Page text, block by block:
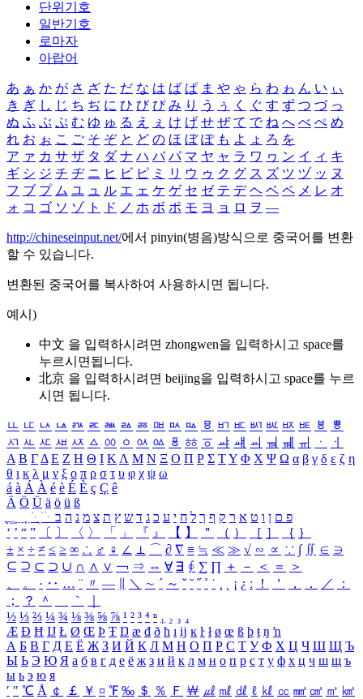
단위기호
일반기호
로마자
아랍어
あ ぁ か が さ ざ た だ な は ば ぱ ま や ゃ ら わ ゎ ん い ぃ
き ぎ し じ ち ぢ に ひ び ぴ み り う ぅ く ぐ す ず つ づ っ
ぬ ふ ぶ ぷ む ゆ ゅ る え ぇ け げ せ ぜ て で ね へ べ ぺ め
れ お ぉ こ ご そ ぞ と ど の ほ ぼ ぽ も よ ょ ろ を
ア ァ カ サ ザ タ ダ ナ ハ バ パ マ ヤ ャ ラ ワ ヮ ン イ ィ キ
ギ シ ジ チ ヂ ニ ヒ ビ ピ ミ リ ウ ゥ ク グ ス ズ ツ ヅ ッ ヌ
フ ブ プ ム ユ ュ ル エ ェ ケ ゲ セ ゼ テ デ ヘ ベ ペ メ レ オ
ォ コ ゴ ソ ゾ ト ド ノ ホ ボ ポ モ ヨ ョ ロ ヲ ―
http://chineseinput.net/에서 pinyin(병음)방식으로 중국어를 변환
할 수 있습니다.
변환된 중국어를 복사하여 사용하시면 됩니다.
예시)
中文 을 입력하시려면 zhongwen을 입력하시고 space를
누르시면됩니다.
北京 을 입력하시려면 beijing을 입력하시고 space를 누르
시면 됩니다.
ㅥ ㅦ ㅧ ㅨ ㅩ ㅪ ㅫ ㅬ ㅭ ㅮ ㅯ ㅰ ㅱ ㅲ ㅳ ㅴ ㅵ ㅶ ㅷ ㅸ
ㅹ
ㅺ ㅻ ㅼ ㅽ ㅾ ㅿ ㆀ ㆁ ㆂ ㆃ ㆄ ㆅ ㆆ ㆇ ㆈ ㆉ ㆊ ㆋ ㆌ ㆍ
ㆎ
Α Β ΓΔ Ε Ζ Η Θ Ι ΚΛ Μ Ν Ξ Ο Π Ρ Σ ΤΥ Φ Χ Ψ Ω α β γ δ ε ζ η
θ ι κ λ μ ν ξ ο π ρ σ τ υ φ χ ψ ω
á à Á À é è É È ç Ç ê
Ä Ö Ü ä ö ü ß
ִֶֹ ֻּ ׁׂ פ ם ן ו ט א ר ק ף ך ל ח י ע כ ג ד ש ץ ת צ מ נ ה ב
‘ ’ “ ” 〔 〕 〈 〉 「 」 『 』 【 】 ＂ （ ） ［ ］ ｛ ｝
± × ÷ ≠ ≤ ≥ ∞ ∴ ♂ ♀ ∠ ⊥ ⌒ ∂ ∇ ≡ ≒ ≪ ≫ √ ∽ ∝ ∵ ∫ ∬ ∈ ∋
⊆ ⊇ ⊂ ⊃ ∪ ∩ ∧ ∨ ￢ ⇒ ⇔ ∀ ∃ ∮ ∑ ∏ ＋ － ＜ ＝
＞
、
。 · ‥ … ¨ 〃 ― ＼ ∼ ´ ～ ˇ ˘ ˝ ˚ ˙ ¸ ¡ ¿ ː ！ ＇ ， ． ／
：
；
？ ＾ ｀
½ ⅓ ⅔ ¼ ¾ ⅛ ⅜ ⅝ ⅞ ¹ ² ³ ⁴ ⁿ ₁ ₂ ₃ ₄
Æ Ð Ħ Ĳ Ł Ø Œ Þ Ŧ Ŋ æ đ ð ħ ı ĳ ĸ ŀ ł ø œ ß þ ŧ ŋ ŉ
А Б В Г Д Е Ё Ж З И Й К Л М Н О П Р С Т У Ф Х Ц Ч Ш Щ Ъ
Ы Ь Э Ю Я а б в г д е ё ж з и й к л м н о п р с т у ф х ц ч ш щ ъ
ы ь э ю я
′ ″ ℃ Å ￠ ￡ ￥ ¤ ℉ ‰ ＄ ％ Ｆ ￦ ㎕ ㎖ ㎗ ℓ ㎘ ㏄ ㎣ ㎤ ㎥ ㎦